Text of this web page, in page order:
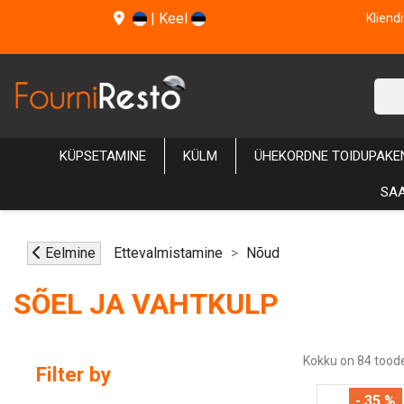
| Keel
KÜPSETAMINE KÜLM ÜHEKORDNE
Eelmine Ettevalmistamine Nõud
SÕEL JA VAHTKULP
Filter by
Kokku on 84